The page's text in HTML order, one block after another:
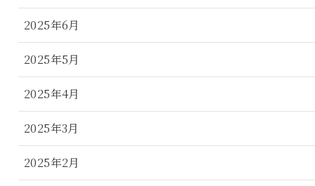
2025年6月
2025年5月
2025年4月
2025年3月
2025年2月